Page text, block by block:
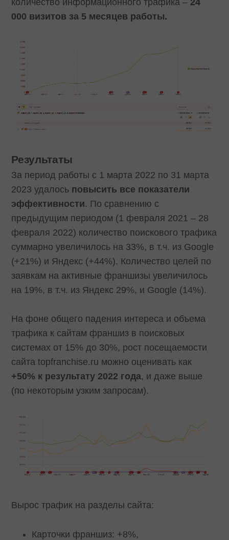
000 визитов за 5 месяцев работы.
Результаты
За период работы с 1 марта 2022 по 31 марта
2023 удалось повысить все показатели
эффективности. По сравнению с
предыдущим периодом (1 февраля 2021 – 28
февраля 2022) количество поискового трафика
суммарно увеличилось на 33%, в т.ч. из Google
(+21%) и Яндекс (+44%). Количество целей по
заявкам на активные франшизы увеличилось
на 19%, в т.ч. из Яндекс 29%, и Google (14%).
На фоне общего падения интереса и объема
трафика к сайтам франшиз в поисковых
системах от 15% до 30%, рост посещаемости
сайта topfranchise.ru можно оценивать как
+50% к результату 2022 года, и даже выше
(по некоторым узким запросам).
Вырос трафик на разделы сайта:
Карточки франшиз: +8%,